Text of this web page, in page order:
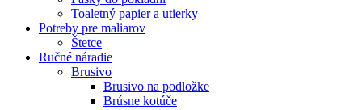
Toaletný papier a utierky
Potreby pre maliarov
Štetce
Ručné náradie
Brusivo
Brusivo na podložke
Brúsne kotúče